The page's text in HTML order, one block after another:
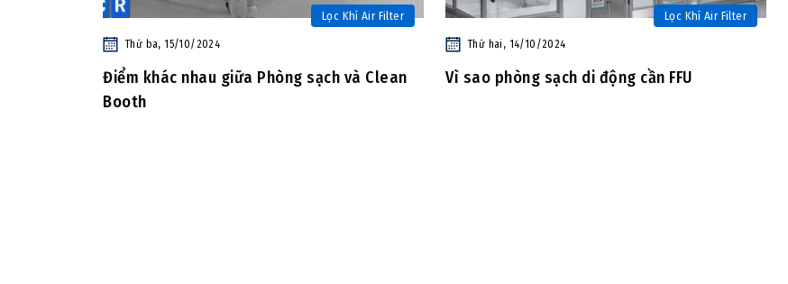
Lọc Khí Air Filter
Thứ ba, 15/10/2024
Điểm khác nhau giữa Phòng sạch và Clean
Booth
Lọc Khí Air Filter
Thứ hai, 14/10/2024
Vì sao phòng sạch di động cần FFU